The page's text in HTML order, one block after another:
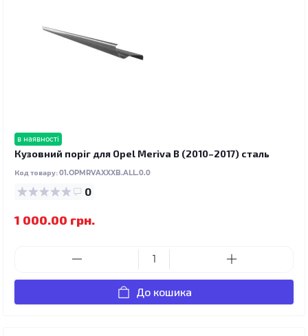
в наявності
Кузовний поріг для Opel Meriva B (2010–2017) сталь
Код товару:01.OPMRVAXXXB.ALL.0.0
0
1 000.00 грн.
До кошика